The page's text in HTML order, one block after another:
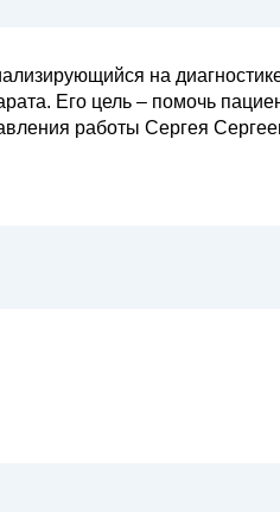
на
Его цель – помочь